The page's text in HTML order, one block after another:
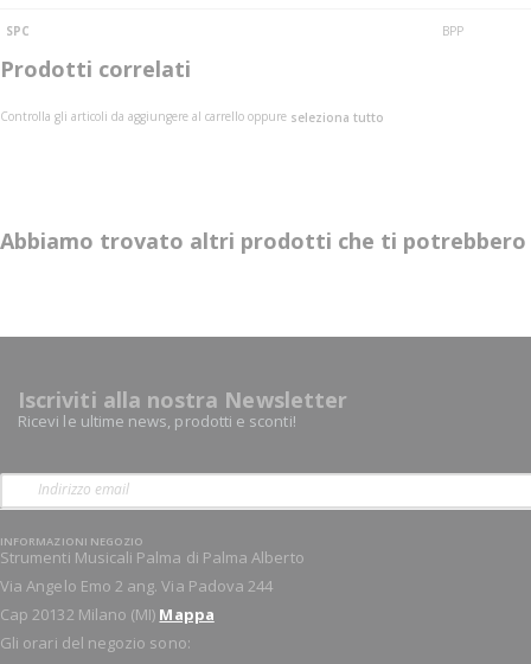
SPC BPP
Prodotti correlati
Controlla gli articoli da aggiungere al carrello oppure seleziona tutto
Abbiamo trovato altri prodotti che ti potrebbero
Iscriviti alla nostra Newsletter
Ricevi le ultime news, prodotti e sconti!
INFORMAZIONI NEGOZIO
Strumenti Musicali Palma di Palma Alberto
Via Angelo Emo 2 ang. Via Padova 244
Cap 20132 Milano (MI) Mappa
Gli orari del negozio sono: